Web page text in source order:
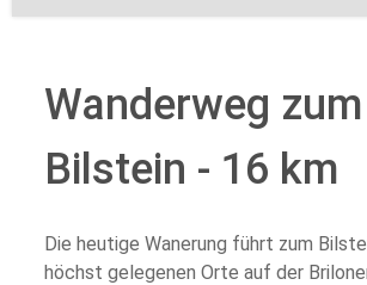
Wanderweg zum
Bilstein - 16 km
Die heutige Wanerung führt zum
höchst gelegenen Orte auf der